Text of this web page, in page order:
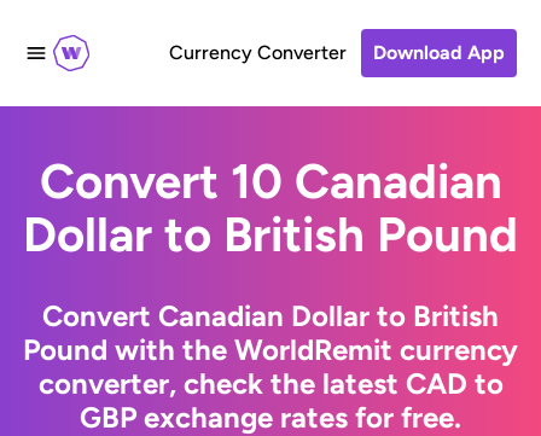
Currency Converter Download App
Convert 10 Canadian
Dollar to British Pound
Convert Canadian Dollar to British
Pound with the WorldRemit currency
converter, check the latest CAD to
GBP exchange rates for free.